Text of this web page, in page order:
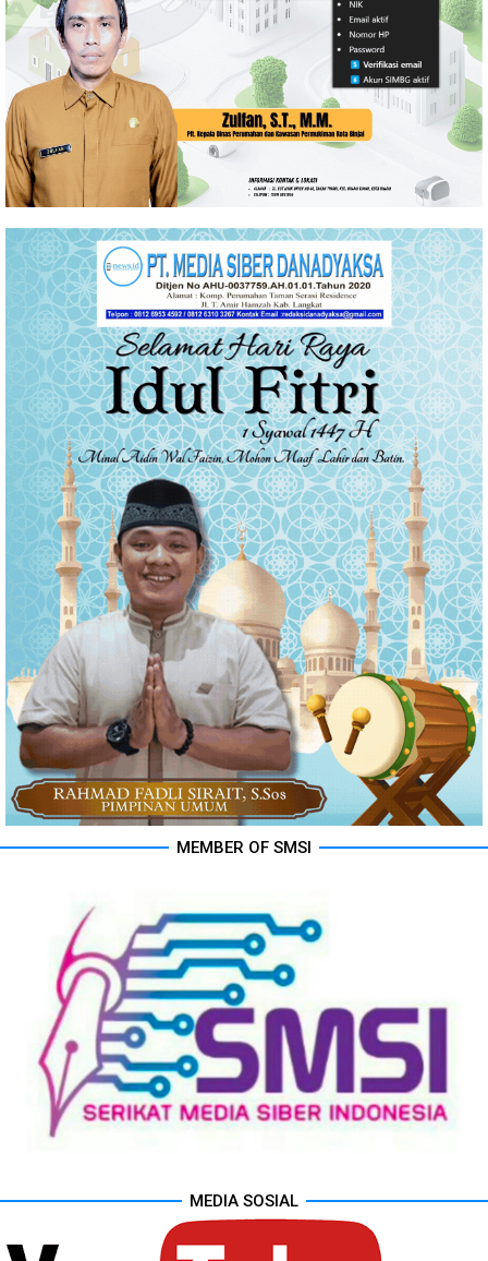
MEMBER OF SMSI
MEDIA SOSIAL